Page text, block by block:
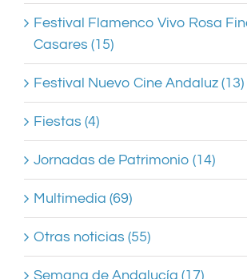
Festival Flamenco Vivo Rosa
Casares (15)
Festival Nuevo Cine Andaluz (13)
Fiestas (4)
Jornadas de Patrimonio (14)
Multimedia (69)
Otras noticias (55)
Semana de Andalucía (17)